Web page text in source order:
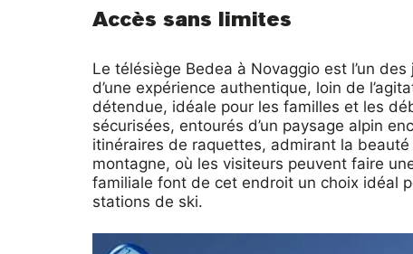
Accès sans limites
Le télésiège Bedea à Novaggio est l’un
d’une expérience authentique, loin de
détendue, idéale pour les familles et les
sécurisées, entourés d’un paysage alpin
itinéraires de raquettes, admirant la
montagne, où les visiteurs peuvent faire
familiale font de cet endroit un choix idéal
stations de ski.